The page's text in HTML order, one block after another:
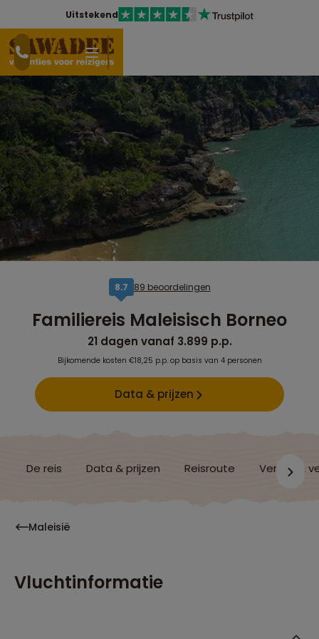
Uitstekend
8,7 89 beoordelingen
Familiereis Maleisisch Borneo
21 dagen vanaf 3.899 p.p.
Bijkomende kosten €18,25 p.p. op basis van 4 personen
Data & prijzen
De reis Data & prijzen Reisroute Verblijf &
Maleisië
Vluchtinformatie